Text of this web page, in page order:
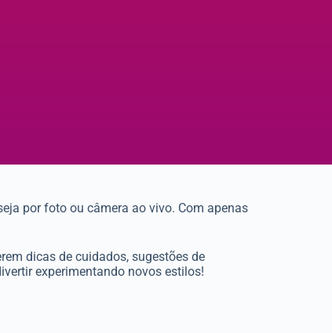
por foto ou câmera ao vivo. Com apenas
dicas de cuidados, sugestões de
experimentando novos estilos!